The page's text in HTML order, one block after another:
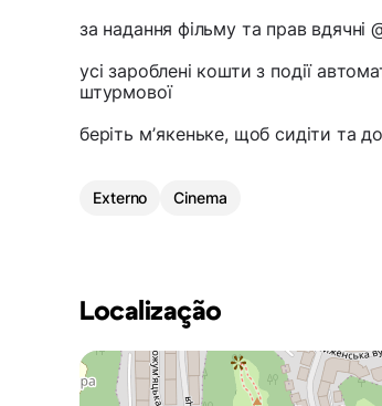
за надання фільму та прав вдячні
усі зароблені кошти з події
штурмової
беріть мʼякеньке, щоб сидіти та
Externo Cinema
Localização